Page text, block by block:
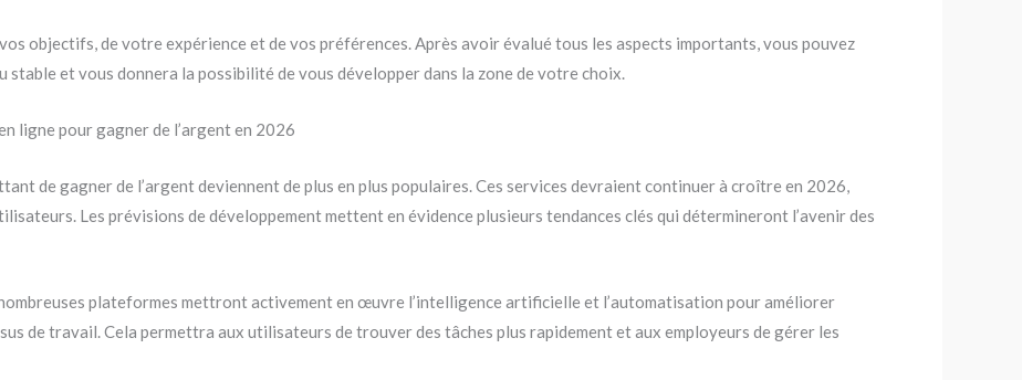
objectifs, de votre expérience et de vos préférences. Après avoir évalué tous les aspects importants, vous pouvez
stable et vous donnera la possibilité de vous développer dans la zone de votre choix.
ligne pour gagner de l’argent en 2026
de gagner de l’argent deviennent de plus en plus populaires. Ces services devraient continuer à croître en 2026,
Les prévisions de développement mettent en évidence plusieurs tendances clés qui détermineront l’avenir des
plateformes mettront activement en œuvre l’intelligence artificielle et l’automatisation pour améliorer
de travail. Cela permettra aux utilisateurs de trouver des tâches plus rapidement et aux employeurs de gérer les